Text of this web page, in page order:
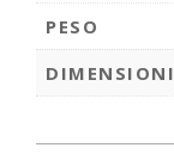
PESO
DIMENSIONI